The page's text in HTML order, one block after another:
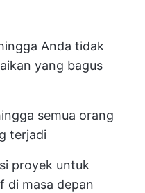
Anda tidak
yang bagus
semua orang
terjadi
proyek untuk
di masa depan